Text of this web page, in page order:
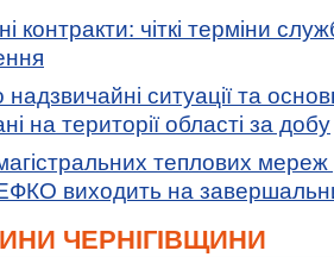
контракти: чіткі терміни
ситуації та
на території області за добу
теплових мереж
виходить на
ЧЕРНІГІВЩИНИ